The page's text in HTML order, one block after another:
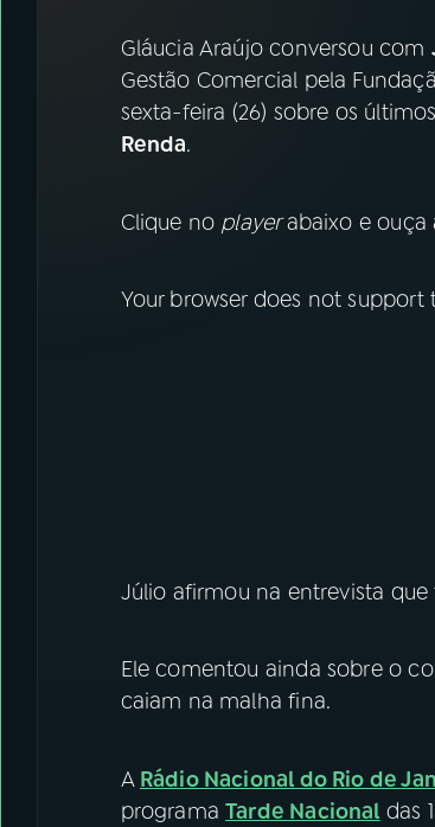
ACOMPANHE A RÁDIO NACIONAL
YouTube Facebook
Gláucia Araújo conversou com
Gestão Comercial pela
sexta-feira (26) sobre os
Renda.
Clique no playerabaixo e ouça
Your browser does not
Júlio afirmou na entrevista
Ele comentou ainda sobre o
caiam na malha fina.
A Rádio Nacional do Rio de
programaTarde Nacional das